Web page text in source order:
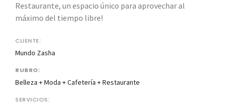
Restaurante, un espacio único para aprovechar al
máximo del tiempo libre!
CLIENTE:
Mundo Zasha
RUBRO:
Belleza + Moda + Cafetería + Restaurante
SERVICIOS: